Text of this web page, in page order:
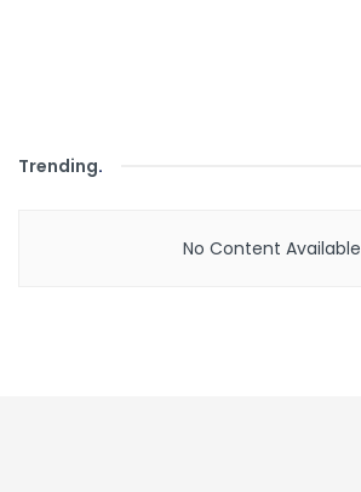
Trending.
No Content Available